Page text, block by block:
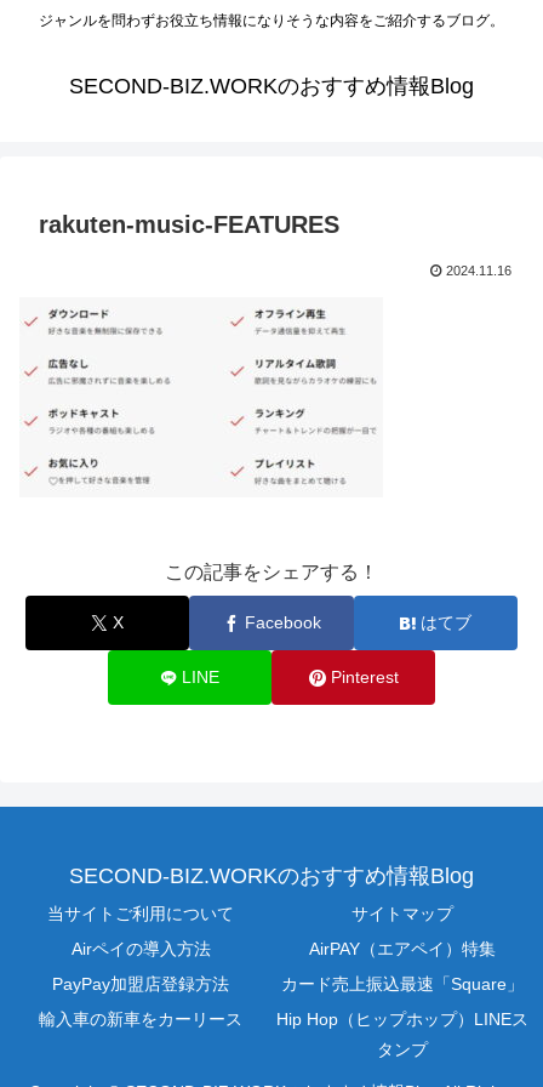
ジャンルを問わずお役立ち情報になりそうな内容をご紹介するブログ。
SECOND-BIZ.WORKのおすすめ情報Blog
rakuten-music-FEATURES
2024.11.16
この記事をシェアする！
X Facebook はてブ
LINE Pinterest
SECOND-BIZ.WORKのおすすめ情報Blog
当サイトご利用について
サイトマップ
Airペイの導入方法
AirPAY（エアペイ）特集
PayPay加盟店登録方法
カード売上振込最速「Square」
輸入車の新車をカーリース
Hip Hop（ヒップホップ）LINEス
タンプ